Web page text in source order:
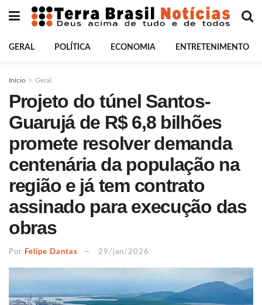
GERAL POLÍTICA ECONOMIA ENTRETENIMENTO
Início Geral
Projeto do túnel Santos-
Guarujá de R$ 6,8 bilhões
promete resolver demanda
centenária da população na
região e já tem contrato
assinado para execução das
obras
Por Felipe Dantas 29/jan/2026